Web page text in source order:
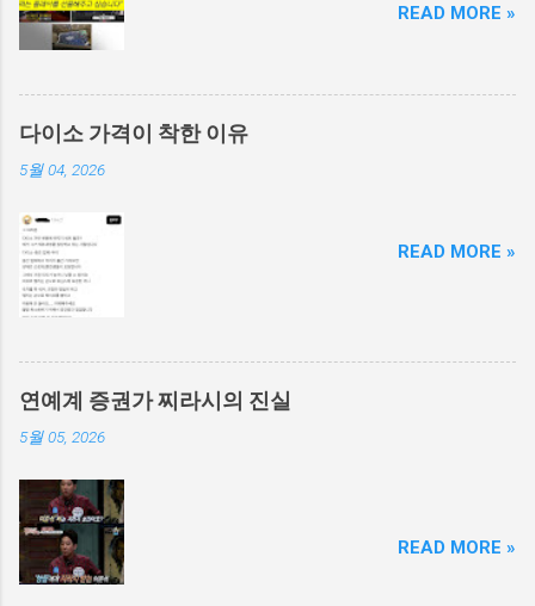
READ MORE »
다이소 가격이 착한 이유
5월 04, 2026
READ MORE »
연예계 증권가 찌라시의 진실
5월 05, 2026
READ MORE »